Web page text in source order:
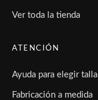
Ver toda la tienda
ATENCIÓN
Ayuda para elegir talla
Fabricación a medida